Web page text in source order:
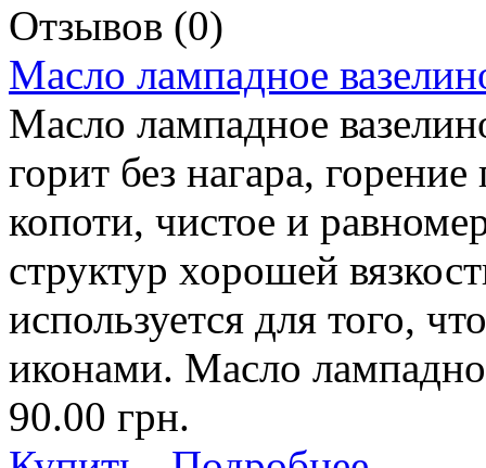
Отзывов (0)
Масло лампадное
Масло лампадное
горит без нагара,
копоти, чистое и
структур хорошей
используется для того,
иконами. Масло
90.00 грн.